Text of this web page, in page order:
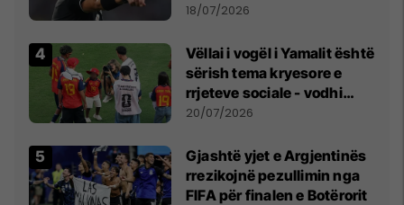
18/07/2026
Vëllai i vogël i Yamalit është
sërish tema kryesore e
rrjeteve sociale - vodhi
vëmendjen pas finales së
20/07/2026
Gjashtë yjet e Argjentinës
rrezikojnë pezullimin nga
FIFA për finalen e Botërorit